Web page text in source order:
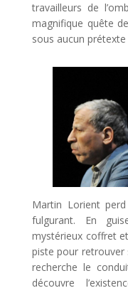
travailleurs de
magnifique quête
sous aucun prétexte
Martin Lorient
fulgurant. En
mystérieux coffret
piste pour retrouver
recherche le
découvre